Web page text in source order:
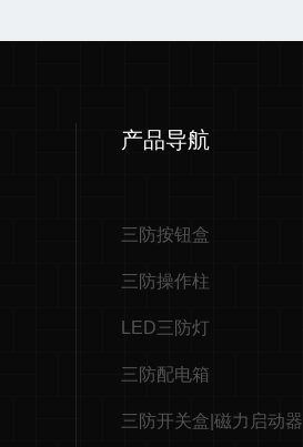
产品导航
三防按钮盒
三防操作柱
LED三防灯
三防配电箱
三防开关盒|磁力启动器